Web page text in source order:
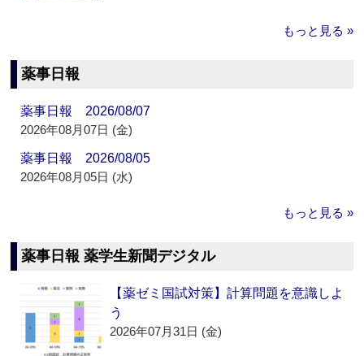
もっと見る »
薬事日報
薬事日報 2026/08/07
2026年08月07日 (金)
薬事日報 2026/08/05
2026年08月05日 (水)
もっと見る »
薬事日報 薬学生新聞デジタル
【薬ゼミ国試対策】計算問題を意識しよ
う
2026年07月31日 (金)